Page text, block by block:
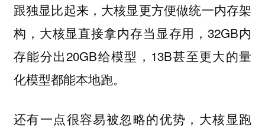
跟独显比起来，大核显更方便做统一内存架
构，大核显直接拿内存当显存用，32GB内
存能分出20GB给模型，13B甚至更大的量
化模型都能本地跑。
还有一点很容易被忽略的优势，大核显跑